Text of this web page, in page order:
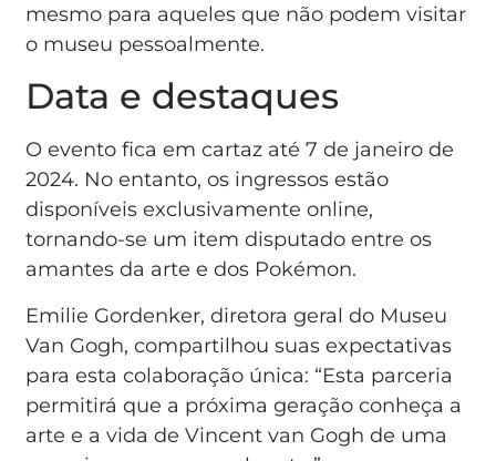
mesmo para aqueles que não podem visitar
o museu pessoalmente.
Data e destaques
O evento fica em cartaz até 7 de janeiro de
2024. No entanto, os ingressos estão
disponíveis exclusivamente online,
tornando-se um item disputado entre os
amantes da arte e dos Pokémon.
Emilie Gordenker, diretora geral do Museu
Van Gogh, compartilhou suas expectativas
para esta colaboração única: “Esta parceria
permitirá que a próxima geração conheça a
arte e a vida de Vincent van Gogh de uma